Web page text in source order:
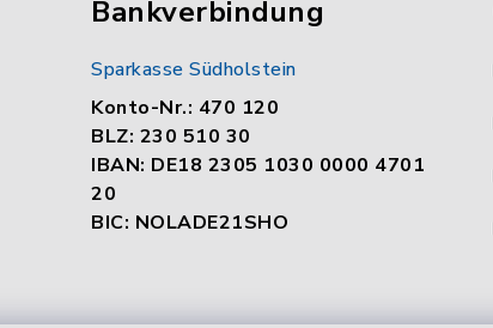
Bankverbindung
Sparkasse Südholstein
Konto-Nr.: 470 120
BLZ: 230 510 30
IBAN: DE18 2305 1030 0000 4701
20
BIC: NOLADE21SHO